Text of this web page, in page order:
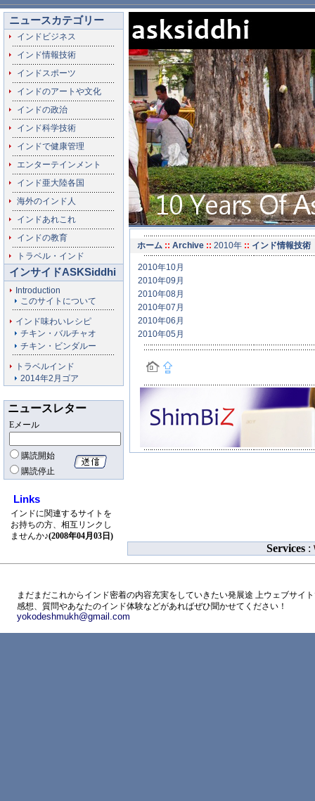
ニュースカテゴリー
インドビジネス
インド情報技術
インドスポーツ
インドのアートや文化
インドの政治
インド科学技術
インドで健康管理
エンターテインメント
インド亜大陸各国
海外のインド人
インドあれこれ
インドの教育
トラベル・インド
インサイドASKSiddhi
Introduction
このサイトについて
インド味わいレシピ
チキン・バルチャオ
チキン・ビンダルー
トラベルインド
2014年2月ゴア
ニュースレター
Eメール
購読開始
購読停止
Links
インドに関連するサイトを
お持ちの方、相互リンクし
ませんか♪(2008年04月03日)
ホーム :: Archive :: 2010年 :: インド情報技術
2010年10月
2010年09月
2010年08月
2010年07月
2010年06月
2010年05月
Services :
まだまだこれからインド密着の内容充実をしていきたい発展途 上ウェブサイ
感想、質問やあなたのインド体験などがあればぜひ聞かせてください！
yokodeshmukh@gmail.com